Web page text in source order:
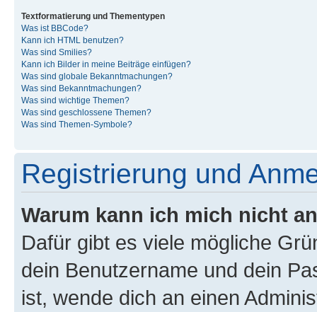
Textformatierung und Thementypen
Was ist BBCode?
Kann ich HTML benutzen?
Was sind Smilies?
Kann ich Bilder in meine Beiträge einfügen?
Was sind globale Bekanntmachungen?
Was sind Bekanntmachungen?
Was sind wichtige Themen?
Was sind geschlossene Themen?
Was sind Themen-Symbole?
Registrierung und
Warum kann ich mich nicht
Dafür gibt es viele mögliche
dein Benutzername und dein
ist, wende dich an einen